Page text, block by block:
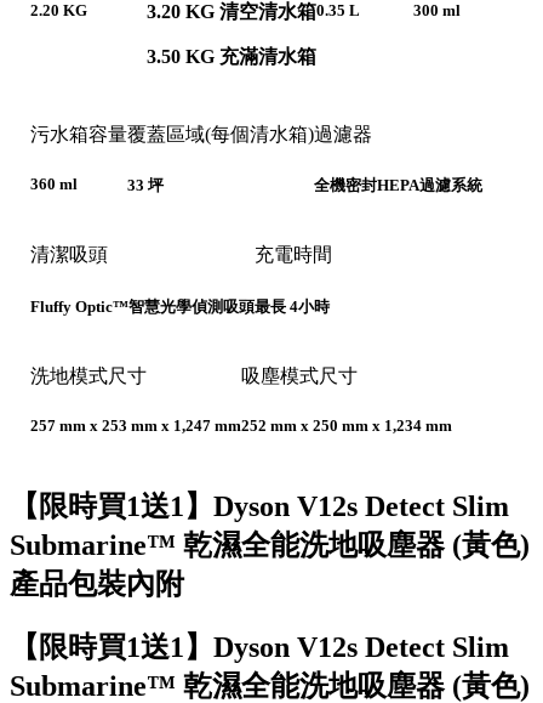
2.20 KG 3.20 KG 清空清水箱
3.50 KG 充滿清水箱
0.35 L 300 ml
污水箱容量
360 ml
覆蓋區域(每個清水箱)
33 坪
過濾器
全機密封HEPA過濾系統
清潔吸頭
Fluffy Optic™智慧光學偵測吸頭
充電時間
最長 4小時
洗地模式尺寸
257 mm x 253 mm x 1,247 mm
吸塵模式尺寸
252 mm x 250 mm x 1,234 mm
【限時買1送1】Dyson V12s Detect Slim
Submarine™ 乾濕全能洗地吸塵器 (黃色)
產品包裝內附
【限時買1送1】Dyson V12s Detect Slim
Submarine™ 乾濕全能洗地吸塵器 (黃色)